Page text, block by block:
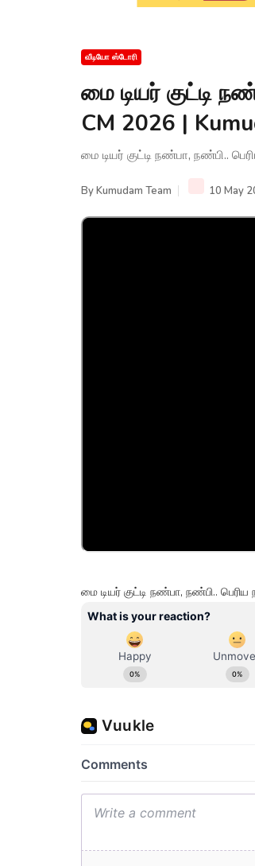
வீடியோ ஸ்டோரி
மை டியர் குட்டி
CM 2026 |
மை டியர் குட்டி நண்பா, நண்பி..
ByKumudam Team 10 May
மை டியர் குட்டி நண்பா, நண்பி..